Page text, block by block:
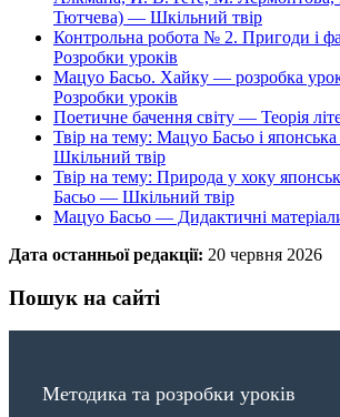
Тютчева) — Шкільний твір
Контрольна робота № 2. Пригоди і
Розробки уроків
Мацуо Басьо. Хайку — розробка
Розробки уроків
Поетичне бачення світу — Теорія
Твір на тему: Мацуо Басьо і
Шкільний твір
Твір на тему: Природа у хоку
Басьо — Шкільний твір
Мацуо Басьо — Дидактичні
Дата останньої редакції: 20 червня 2026
Пошук на сайті
Методика та розробки уроків